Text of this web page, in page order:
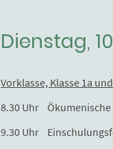
Dienstag,
Vorklasse, Klasse 1a
8.30 Uhr Ökumenische
9.30 Uhr